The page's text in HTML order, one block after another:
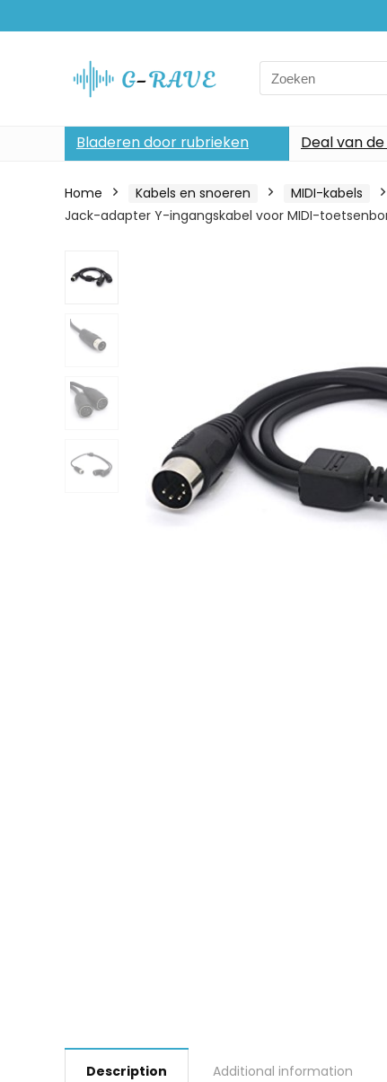
Search
for:
Bladeren door rubrieken Deal van
Home Kabels en snoeren MIDI-kabels
Jack-adapter Y-ingangskabel voor MIDI-
Description Additional information